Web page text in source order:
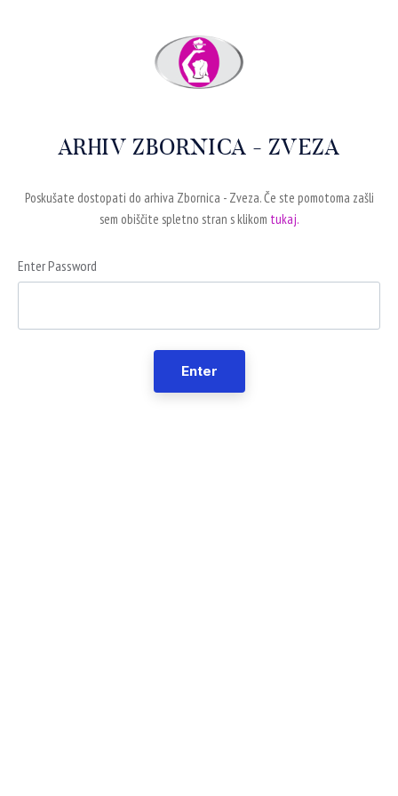
ARHIV ZBORNICA - ZVEZA
Poskušate dostopati do arhiva Zbornica - Zveza. Če ste pomotoma zašli
sem obiščite spletno stran s klikom tukaj.
Enter Password
Enter